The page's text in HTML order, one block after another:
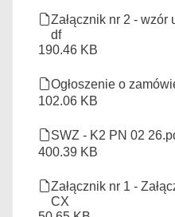
Załącznik nr 2 - wzór
df
190.46 KB
Ogłoszenie o
102.06 KB
SWZ - K2 PN 02
400.39 KB
Załącznik nr 1 -
CX